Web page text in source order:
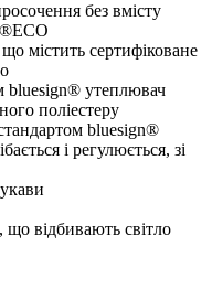
без вмісту
містить сертифіковане
bluesign® утеплювач
поліестеру
bluesign®
і регулюється, зі
що відбивають світло